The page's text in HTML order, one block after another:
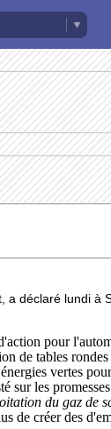
déclaré lundi à
pour
de tables
vertes
sur les
du gaz de
de créer des